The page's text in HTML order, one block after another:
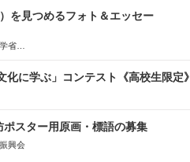
を見つめるフォト＆エッセー
省
化に学ぶ」コンテスト《高校生限定》
スター用原画・標語の募集
興会